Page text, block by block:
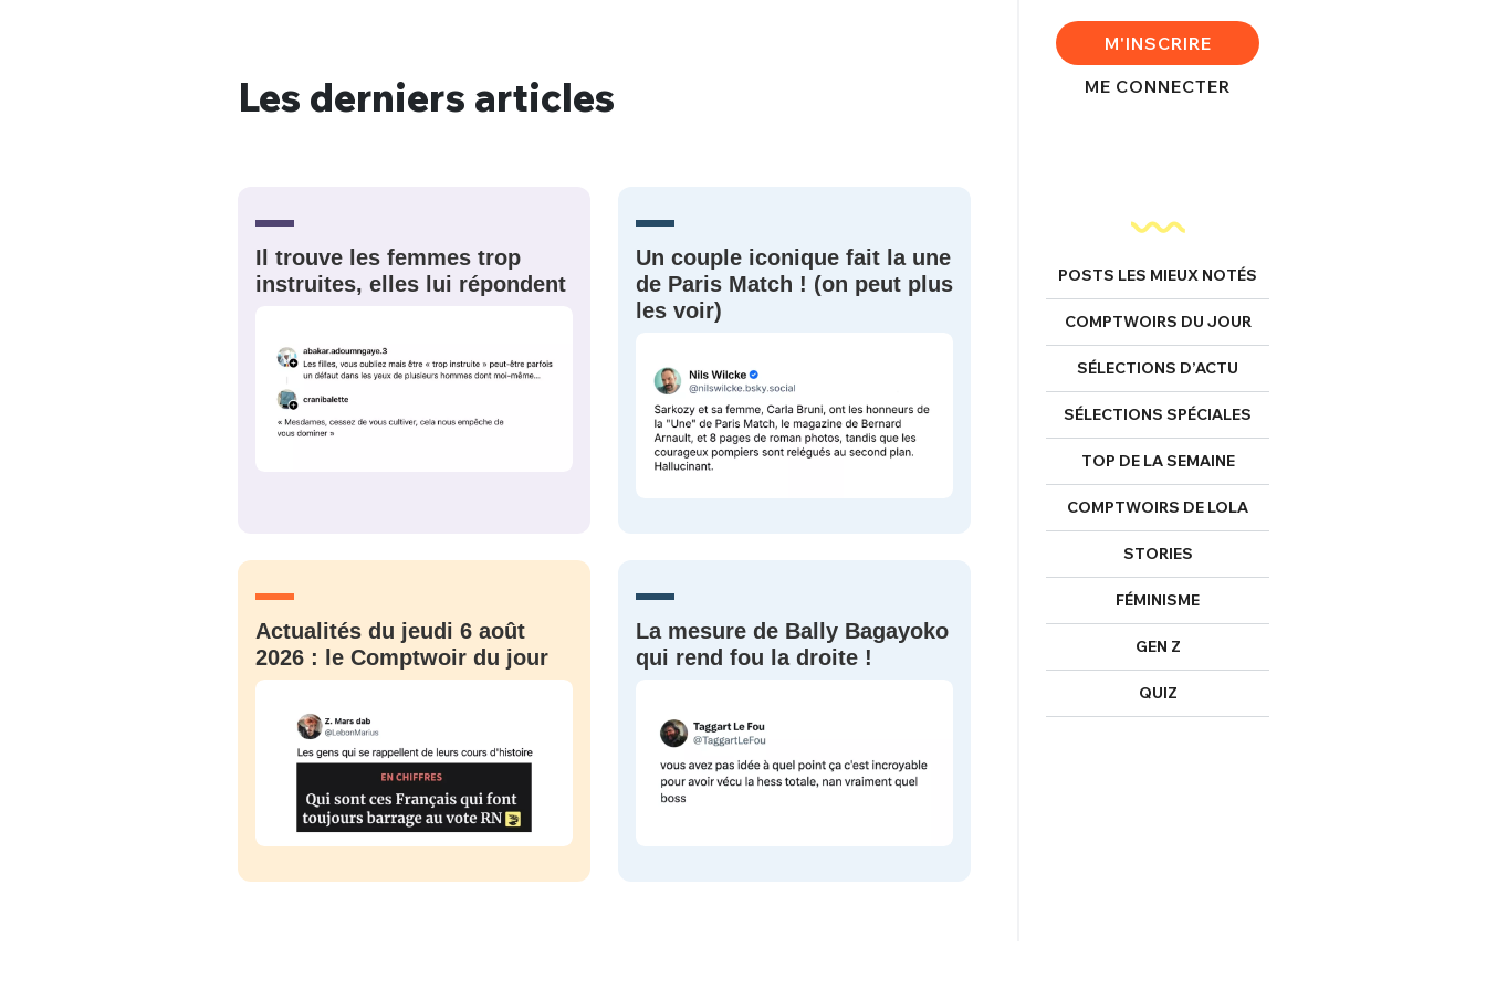
Les derniers articles
Il trouve les femmes trop
instruites, elles lui répondent
Un couple iconique fait la une
de Paris Match ! (on peut plus
les voir)
Actualités du jeudi 6 août
2026 : le Comptwoir du jour
La mesure de Bally Bagayoko
qui rend fou la droite !
M'INSCRIRE
ME CONNECTER
POSTS LES MIEUX NOTÉS
COMPTWOIRS DU JOUR
SÉLECTIONS D’ACTU
SÉLECTIONS SPÉCIALES
TOP DE LA SEMAINE
COMPTWOIRS DE LOLA
STORIES
FÉMINISME
GEN Z
QUIZ
FERMER
PSEUDO
PASSWORD*
PSEUDO
Mot de passe perdu ?
CONNEXION
VOTRE PARTICIPATION
Que souhaitez-vous proposer ?
Quelques
tweets
Ma propre
sélection
Un Thread
C'EST PARTI